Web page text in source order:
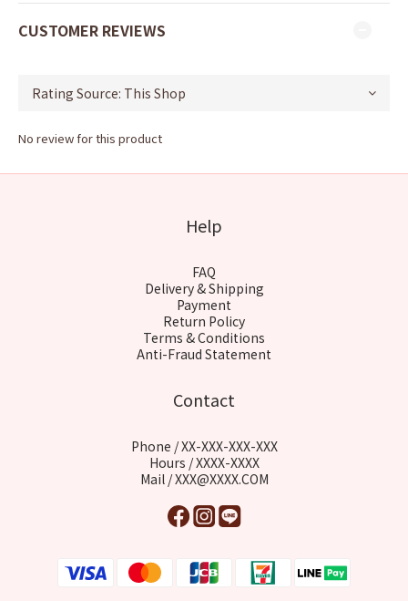
CUSTOMER REVIEWS
No review for this product
Help
FAQ
Delivery & Shipping
Payment
Return Policy
Terms & Conditions
Anti-Fraud Statement
Contact
Phone / XX-XXX-XXX-XXX
Hours / XXXX-XXXX
Mail / XXX@XXXX.COM